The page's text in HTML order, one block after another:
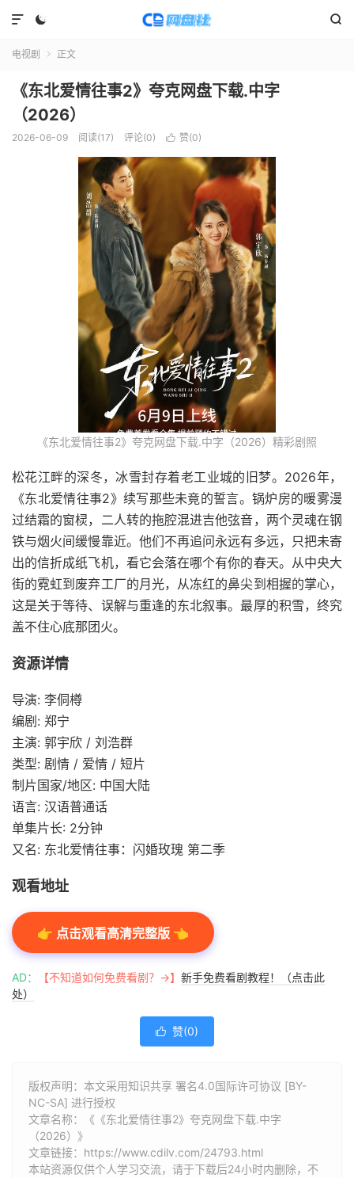
 

电视剧  正文
《东北爱情往事2》夸克网盘下载.中字
（2026）
2026-06-09 阅读(17) 评论(0)  赞(0)
《东北爱情往事2》夸克网盘下载.中字（2026）精彩剧照
松花江畔的深冬，冰雪封存着老工业城的旧梦。2026年，
《东北爱情往事2》续写那些未竟的誓言。锅炉房的暖雾漫
过结霜的窗棂，二人转的拖腔混进吉他弦音，两个灵魂在钢
铁与烟火间缓慢靠近。他们不再追问永远有多远，只把未寄
出的信折成纸飞机，看它会落在哪个有你的春天。从中央大
街的霓虹到废弃工厂的月光，从冻红的鼻尖到相握的掌心，
这是关于等待、误解与重逢的东北叙事。最厚的积雪，终究
盖不住心底那团火。
资源详情
导演: 李侗樽
编剧: 郑宁
主演: 郭宇欣 / 刘浩群
类型: 剧情 / 爱情 / 短片
制片国家/地区: 中国大陆
语言: 汉语普通话
单集片长: 2分钟
又名: 东北爱情往事：闪婚玫瑰 第二季
观看地址
👉 点击观看高清完整版 👈
AD： 【不知道如何免费看剧？→】 新手免费看剧教程！（点击此
处）
 赞(0)
版权声明：本文采用知识共享 署名4.0国际许可协议 [BY-
NC-SA] 进行授权
文章名称：《《东北爱情往事2》夸克网盘下载.中字
（2026）》
文章链接： https://www.cdilv.com/24793.html
本站资源仅供个人学习交流，请于下载后24小时内删除，不